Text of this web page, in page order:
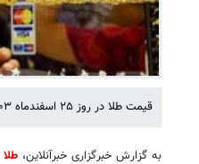
قیمت طلا در روز ۲۵ اسفندماه ۱۴۰۳ اعلام شد.
به گزارش خبرگزاری خبرآنلاین، طلا